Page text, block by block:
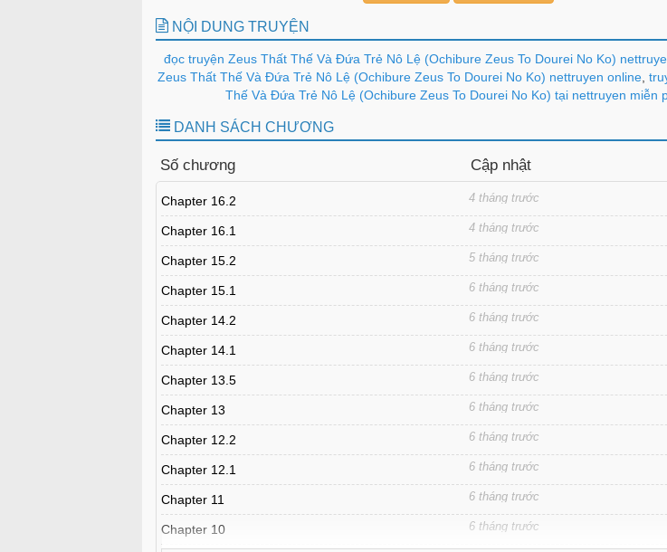
NỘI DUNG TRUYỆN
đọc truyện Zeus Thất Thế Và Đứa Trẻ Nô Lệ (Ochibure Zeus To Dourei No Ko)
Zeus Thất Thế Và Đứa Trẻ Nô Lệ (Ochibure Zeus To Dourei No Ko) nettruyen online
Thế Và Đứa Trẻ Nô Lệ (Ochibure Zeus To Dourei No Ko) tại nettruyen miễn
DANH SÁCH CHƯƠNG
Số chương Cập nhật
Chapter 16.2 4 tháng trước
Chapter 16.1 4 tháng trước
Chapter 15.2 5 tháng trước
Chapter 15.1 6 tháng trước
Chapter 14.2 6 tháng trước
Chapter 14.1 6 tháng trước
Chapter 13.5 6 tháng trước
Chapter 13 6 tháng trước
Chapter 12.2 6 tháng trước
Chapter 12.1 6 tháng trước
Chapter 11 6 tháng trước
Chapter 10 6 tháng trước